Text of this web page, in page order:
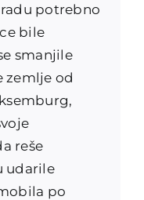
potrebno
bile
smanjile
zemlje od
reše
udarile
po